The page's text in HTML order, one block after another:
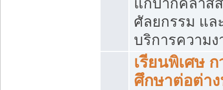
แก้ปากคล้ำสี
ศัลยกรรม แล
บริการความ
เรียนพิเศษ
ศึกษาต่อต่าง